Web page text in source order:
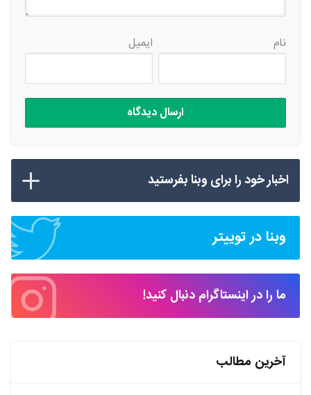
نام ایمیل
اخبار خود را برای وبنا بفرستید
وبنا در توییتر
ما را در اینستاگرام دنبال کنید!
آخرین مطالب